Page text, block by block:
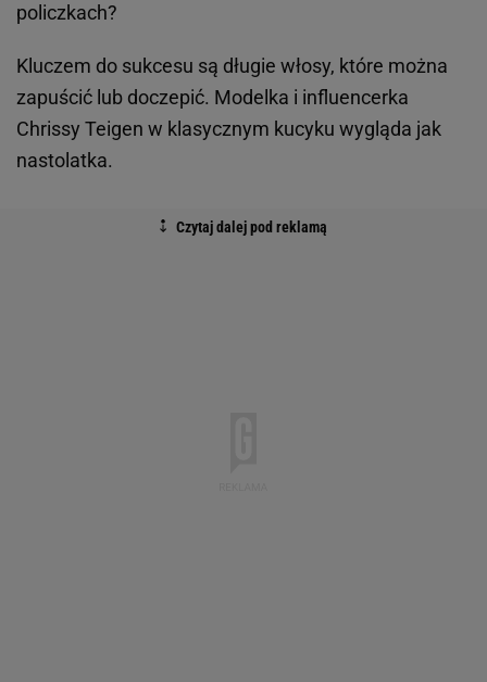
policzkach?
Kluczem do sukcesu są długie włosy, które można
zapuścić lub doczepić. Modelka i influencerka
Chrissy Teigen w klasycznym kucyku wygląda jak
nastolatka.